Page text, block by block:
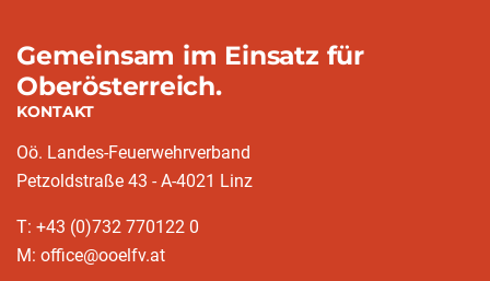
Gemeinsam im Einsatz für
Oberösterreich.
KONTAKT
Oö. Landes-Feuerwehrverband
Petzoldstraße 43 - A-4021 Linz
T: +43 (0)732 770122 0
M: office@ooelfv.at